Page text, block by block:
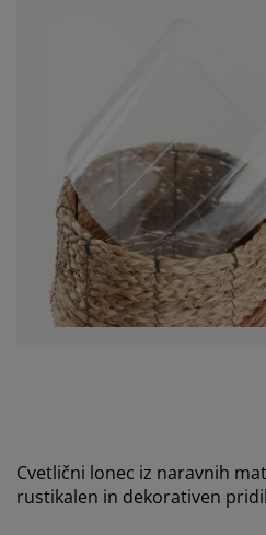
Cvetlični lonec iz naravnih
rustikalen in dekorativen